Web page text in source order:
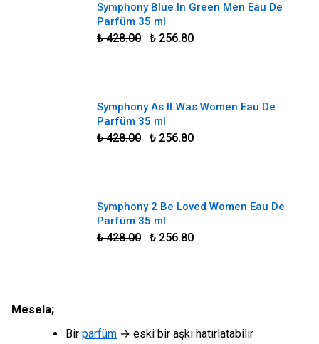
Symphony Blue In Green Men Eau De
Parfüm 35 ml
₺ 428.00 ₺ 256.80
Symphony As It Was Women Eau De
Parfüm 35 ml
₺ 428.00 ₺ 256.80
Symphony 2 Be Loved Women Eau De
Parfüm 35 ml
₺ 428.00 ₺ 256.80
Mesela;
Bir parfüm → eski bir aşkı hatırlatabilir